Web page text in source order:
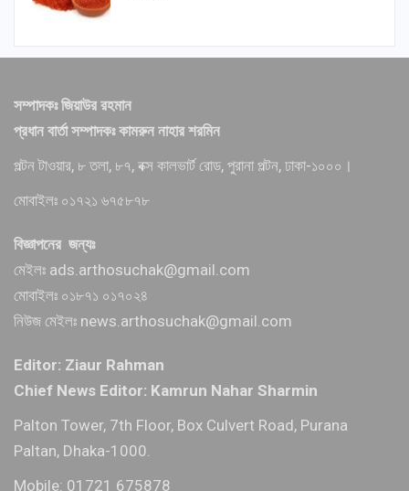
সম্পাদকঃ জিয়াউর রহমান
প্রধান বার্তা সম্পাদকঃ কামরুন নাহার শরমিন
পল্টন টাওয়ার, ৮ তলা, ৮৭, বক্স কালভার্ট রোড, পুরানা পল্টন, ঢাকা-১০০০।
মোবাইলঃ ০১৭২১ ৬৭৫৮৭৮
বিজ্ঞাপনের জন্যঃ
মেইলঃ ads.arthosuchak@gmail.com
মোবাইলঃ ০১৮৭১ ০১৭০২৪
নিউজ মেইলঃ news.arthosuchak@gmail.com
Editor: Ziaur Rahman
Chief News Editor: Kamrun Nahar Sharmin
Palton Tower, 7th Floor, Box Culvert Road, Purana
Paltan, Dhaka-1000.
Mobile: 01721 675878